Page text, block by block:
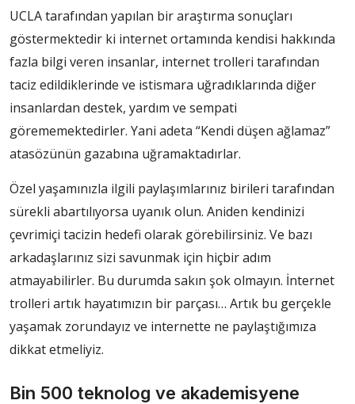
UCLA tarafından yapılan bir araştırma sonuçları
göstermektedir ki internet ortamında kendisi hakkında
fazla bilgi veren insanlar, internet trolleri tarafından
taciz edildiklerinde ve istismara uğradıklarında diğer
insanlardan destek, yardım ve sempati
görememektedirler. Yani adeta “Kendi düşen ağlamaz”
atasözünün gazabına uğramaktadırlar.
Özel yaşamınızla ilgili paylaşımlarınız birileri tarafından
sürekli abartılıyorsa uyanık olun. Aniden kendinizi
çevrimiçi tacizin hedefi olarak görebilirsiniz. Ve bazı
arkadaşlarınız sizi savunmak için hiçbir adım
atmayabilirler. Bu durumda sakın şok olmayın. İnternet
trolleri artık hayatımızın bir parçası… Artık bu gerçekle
yaşamak zorundayız ve internette ne paylaştığımıza
dikkat etmeliyiz.
Bin 500 teknolog ve akademisyene